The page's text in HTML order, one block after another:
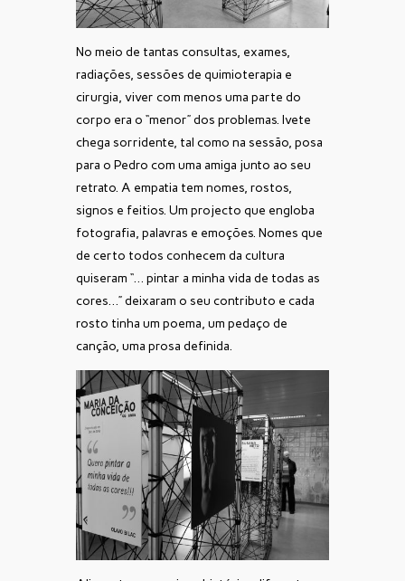
No meio de tantas consultas, exames,
radiações, sessões de quimioterapia e
cirurgia, viver com menos uma parte do
corpo era o “menor” dos problemas. Ivete
chega sorridente, tal como na sessão, posa
para o Pedro com uma amiga junto ao seu
retrato. A empatia tem nomes, rostos,
signos e feitios. Um projecto que engloba
fotografia, palavras e emoções. Nomes que
de certo todos conhecem da cultura
quiseram “… pintar a minha vida de todas as
cores…” deixaram o seu contributo e cada
rosto tinha um poema, um pedaço de
canção, uma prosa definida.